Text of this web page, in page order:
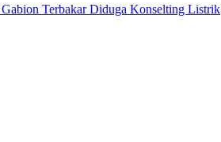
Terbakar Diduga Konselting Listrik